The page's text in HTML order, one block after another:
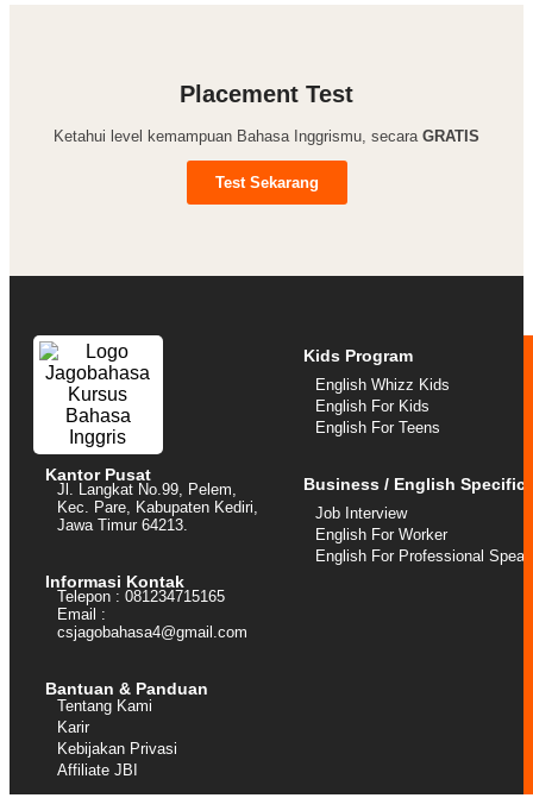
Placement Test
Ketahui level kemampuan Bahasa Inggrismu, secara GRATIS
Test Sekarang
Kantor Pusat
Jl. Langkat No.99, Pelem,
Kec. Pare, Kabupaten Kediri,
Jawa Timur 64213.
Informasi Kontak
Telepon : 081234715165
Email :
csjagobahasa4@gmail.com
Bantuan & Panduan
Tentang Kami
Karir
Kebijakan Privasi
Affiliate JBI
Kids Program
English Whizz Kids
English For Kids
English For Teens
Business / English Specific
Job Interview
English For Worker
English For Professional